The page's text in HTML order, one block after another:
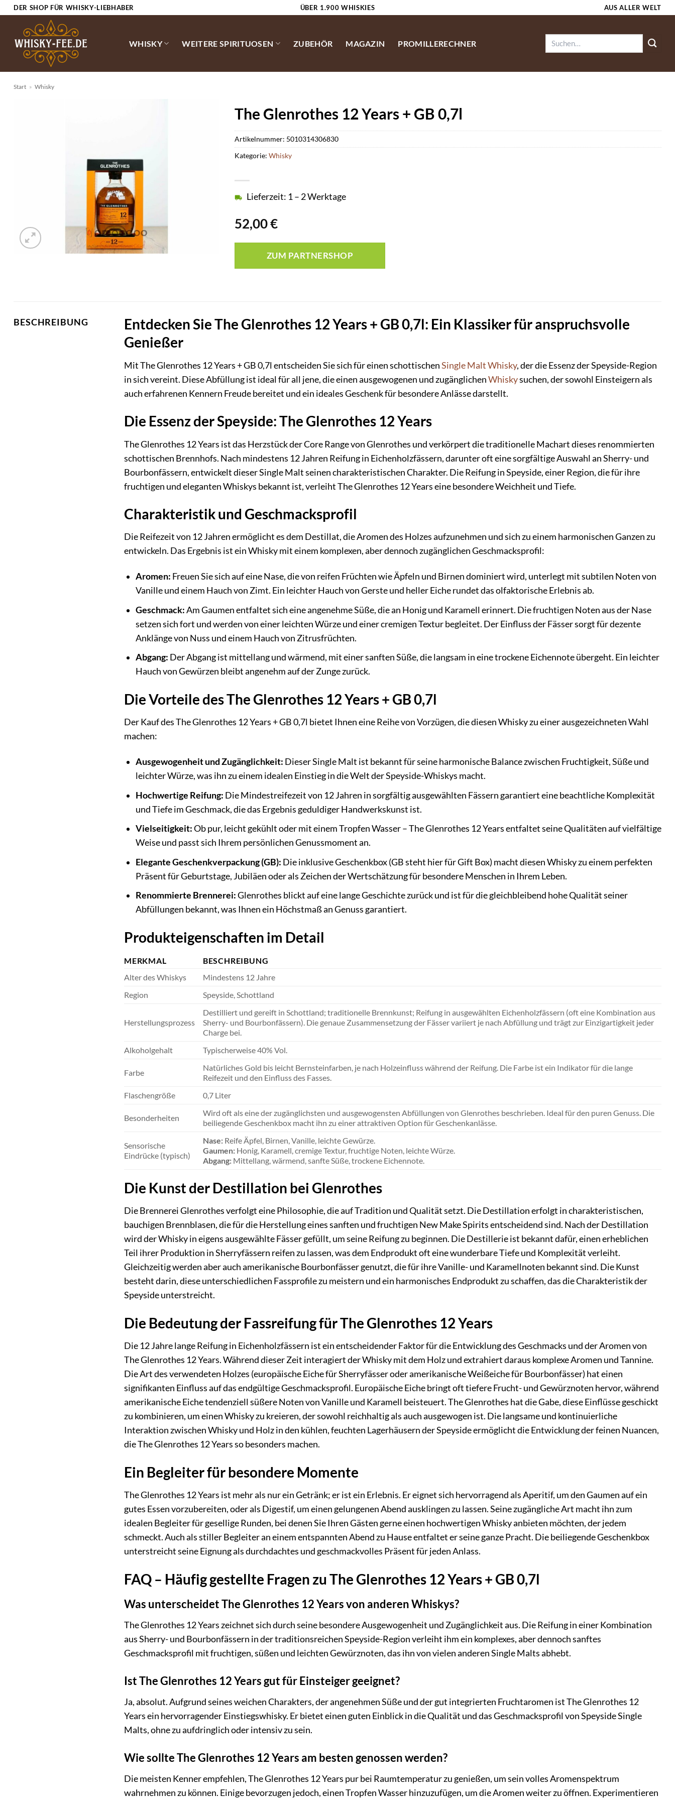
Zum
springen
DER SHOP FÜR WHISKY-LIEBHABER ÜBER 1.900 WHISKIES AUS ALLER WELT
WHISKY WEITERE SPIRITUOSEN ZUBEHÖR MAGAZIN PROMILLERECHNER
Suchen
Start » Whisky
The Glenrothes 12 Years + GB 0,7l
52,00€
Lieferzeit: 1 – 2 Werktage
ZUM PARTNERSHOP
Artikelnummer: 5010314306830
Kategorie: Whisky
BESCHREIBUNG
Entdecken Sie The Glenrothes 12 Years + GB 0,7l: Ein Klassiker für anspruchsvolle
Genießer
Mit The Glenrothes 12 Years + GB 0,7l entscheiden Sie sich für einen schottischenSingle Malt Whisky, der die Essenz der Speyside-Region
in sich vereint. Diese Abfüllung ist ideal für all jene, die einen ausgewogenen und zugänglichenWhiskysuchen, der sowohl Einsteigern als
auch erfahrenen Kennern Freude bereitet und ein ideales Geschenk für besondere Anlässe darstellt.
Die Essenz der Speyside: The Glenrothes 12 Years
The Glenrothes 12 Years ist das Herzstück der Core Range von Glenrothes und verkörpert die traditionelle Machart dieses renommierten
schottischen Brennhofs. Nach mindestens 12 Jahren Reifung in Eichenholzfässern, darunter oft eine sorgfältige Auswahl an Sherry- und
Bourbonfässern, entwickelt dieser Single Malt seinen charakteristischen Charakter. Die Reifung in Speyside, einer Region, die für ihre
fruchtigen und eleganten Whiskys bekannt ist, verleiht The Glenrothes 12 Years eine besondere Weichheit und Tiefe.
Charakteristik und Geschmacksprofil
Die Reifezeit von 12 Jahren ermöglicht es dem Destillat, die Aromen des Holzes aufzunehmen und sich zu einem harmonischen Ganzen zu
entwickeln. Das Ergebnis ist ein Whisky mit einem komplexen, aber dennoch zugänglichen Geschmacksprofil:
Aromen: Freuen Sie sich auf eine Nase, die von reifen Früchten wie Äpfeln und Birnen dominiert wird, unterlegt mit subtilen Noten von
Vanille und einem Hauch von Zimt. Ein leichter Hauch von Gerste und heller Eiche rundet das olfaktorische Erlebnis ab.
Geschmack:Am Gaumen entfaltet sich eine angenehme Süße, die an Honig und Karamell erinnert. Die fruchtigen Noten aus der Nase
setzen sich fort und werden von einer leichten Würze und einer cremigen Textur begleitet. Der Einfluss der Fässer sorgt für dezente
Anklänge von Nuss und einem Hauch von Zitrusfrüchten.
Abgang: Der Abgang ist mittellang und wärmend, mit einer sanften Süße, die langsam in eine trockene Eichennote übergeht. Ein leichter
Hauch von Gewürzen bleibt angenehm auf der Zunge zurück.
Die Vorteile des The Glenrothes 12 Years + GB 0,7l
Der Kauf des The Glenrothes 12 Years + GB 0,7l bietet Ihnen eine Reihe von Vorzügen, die diesen Whisky zu einer ausgezeichneten Wahl
machen:
Ausgewogenheit und Zugänglichkeit: Dieser Single Malt ist bekannt für seine harmonische Balance zwischen Fruchtigkeit, Süße und
leichter Würze, was ihn zu einem idealen Einstieg in die Welt der Speyside-Whiskys macht.
Hochwertige Reifung: Die Mindestreifezeit von 12 Jahren in sorgfältig ausgewählten Fässern garantiert eine beachtliche Komplexität
und Tiefe im Geschmack, die das Ergebnis geduldiger Handwerkskunst ist.
Vielseitigkeit:Ob pur, leicht gekühlt oder mit einem Tropfen Wasser – The Glenrothes 12 Years entfaltet seine Qualitäten auf vielfältige
Weise und passt sich Ihrem persönlichen Genussmoment an.
Elegante Geschenkverpackung (GB): Die inklusive Geschenkbox (GB steht hier für Gift Box) macht diesen Whisky zu einem perfekten
Präsent für Geburtstage, Jubiläen oder als Zeichen der Wertschätzung für besondere Menschen in Ihrem Leben.
Renommierte Brennerei:Glenrothes blickt auf eine lange Geschichte zurück und ist für die gleichbleibend hohe Qualität seiner
Abfüllungen bekannt, was Ihnen ein Höchstmaß an Genuss garantiert.
Produkteigenschaften im Detail
MERKMAL
BESCHREIBUNG
Alter des Whiskys
Mindestens 12 Jahre
Region
Speyside, Schottland
Herstellungsprozess
Destilliert und gereift in Schottland; traditionelle Brennkunst; Reifung in ausgewählten Eichenholzfässern (oft eine Kombination aus
Sherry- und Bourbonfässern). Die genaue Zusammensetzung der Fässer variiert je nach Abfüllung und trägt zur Einzigartigkeit jeder
Charge bei.
Alkoholgehalt
Typischerweise 40% Vol.
Farbe
Natürliches Gold bis leicht Bernsteinfarben, je nach Holzeinfluss während der Reifung. Die Farbe ist ein Indikator für die lange
Reifezeit und den Einfluss des Fasses.
Flaschengröße
0,7 Liter
Besonderheiten
Wird oft als eine der zugänglichsten und ausgewogensten Abfüllungen von Glenrothes beschrieben. Ideal für den puren Genuss. Die
beiliegende Geschenkbox macht ihn zu einer attraktiven Option für Geschenkanlässe.
Sensorische
Eindrücke (typisch)
Nase:Reife Äpfel, Birnen, Vanille, leichte Gewürze.
Gaumen:Honig, Karamell, cremige Textur, fruchtige Noten, leichte Würze.
Abgang:Mittellang, wärmend, sanfte Süße, trockene Eichennote.
Die Kunst der Destillation bei Glenrothes
Die Brennerei Glenrothes verfolgt eine Philosophie, die auf Tradition und Qualität setzt. Die Destillation erfolgt in charakteristischen,
bauchigen Brennblasen, die für die Herstellung eines sanften und fruchtigen New Make Spirits entscheidend sind. Nach der Destillation
wird der Whisky in eigens ausgewählte Fässer gefüllt, um seine Reifung zu beginnen. Die Destillerie ist bekannt dafür, einen erheblichen
Teil ihrer Produktion in Sherryfässern reifen zu lassen, was dem Endprodukt oft eine wunderbare Tiefe und Komplexität verleiht.
Gleichzeitig werden aber auch amerikanische Bourbonfässer genutzt, die für ihre Vanille- und Karamellnoten bekannt sind. Die Kunst
besteht darin, diese unterschiedlichen Fassprofile zu meistern und ein harmonisches Endprodukt zu schaffen, das die Charakteristik der
Speyside unterstreicht.
Die Bedeutung der Fassreifung für The Glenrothes 12 Years
Die 12 Jahre lange Reifung in Eichenholzfässern ist ein entscheidender Faktor für die Entwicklung des Geschmacks und der Aromen von
The Glenrothes 12 Years. Während dieser Zeit interagiert der Whisky mit dem Holz und extrahiert daraus komplexe Aromen und Tannine.
Die Art des verwendeten Holzes (europäische Eiche für Sherryfässer oder amerikanische Weißeiche für Bourbonfässer) hat einen
signifikanten Einfluss auf das endgültige Geschmacksprofil. Europäische Eiche bringt oft tiefere Frucht- und Gewürznoten hervor, während
amerikanische Eiche tendenziell süßere Noten von Vanille und Karamell beisteuert. The Glenrothes hat die Gabe, diese Einflüsse geschickt
zu kombinieren, um einen Whisky zu kreieren, der sowohl reichhaltig als auch ausgewogen ist. Die langsame und kontinuierliche
Interaktion zwischen Whisky und Holz in den kühlen, feuchten Lagerhäusern der Speyside ermöglicht die Entwicklung der feinen Nuancen,
die The Glenrothes 12 Years so besonders machen.
Ein Begleiter für besondere Momente
The Glenrothes 12 Years ist mehr als nur ein Getränk; er ist ein Erlebnis. Er eignet sich hervorragend als Aperitif, um den Gaumen auf ein
gutes Essen vorzubereiten, oder als Digestif, um einen gelungenen Abend ausklingen zu lassen. Seine zugängliche Art macht ihn zum
idealen Begleiter für gesellige Runden, bei denen Sie Ihren Gästen gerne einen hochwertigen Whisky anbieten möchten, der jedem
schmeckt. Auch als stiller Begleiter an einem entspannten Abend zu Hause entfaltet er seine ganze Pracht. Die beiliegende Geschenkbox
unterstreicht seine Eignung als durchdachtes und geschmackvolles Präsent für jeden Anlass.
FAQ – Häufig gestellte Fragen zu The Glenrothes 12 Years + GB 0,7l
Was unterscheidet The Glenrothes 12 Years von anderen Whiskys?
The Glenrothes 12 Years zeichnet sich durch seine besondere Ausgewogenheit und Zugänglichkeit aus. Die Reifung in einer Kombination
aus Sherry- und Bourbonfässern in der traditionsreichen Speyside-Region verleiht ihm ein komplexes, aber dennoch sanftes
Geschmacksprofil mit fruchtigen, süßen und leichten Gewürznoten, das ihn von vielen anderen Single Malts abhebt.
Ist The Glenrothes 12 Years gut für Einsteiger geeignet?
Ja, absolut. Aufgrund seines weichen Charakters, der angenehmen Süße und der gut integrierten Fruchtaromen ist The Glenrothes 12
Years ein hervorragender Einstiegswhisky. Er bietet einen guten Einblick in die Qualität und das Geschmacksprofil von Speyside Single
Malts, ohne zu aufdringlich oder intensiv zu sein.
Wie sollte The Glenrothes 12 Years am besten genossen werden?
Die meisten Kenner empfehlen, The Glenrothes 12 Years pur bei Raumtemperatur zu genießen, um sein volles Aromenspektrum
wahrnehmen zu können. Einige bevorzugen jedoch, einen Tropfen Wasser hinzuzufügen, um die Aromen weiter zu öffnen. Experimentieren